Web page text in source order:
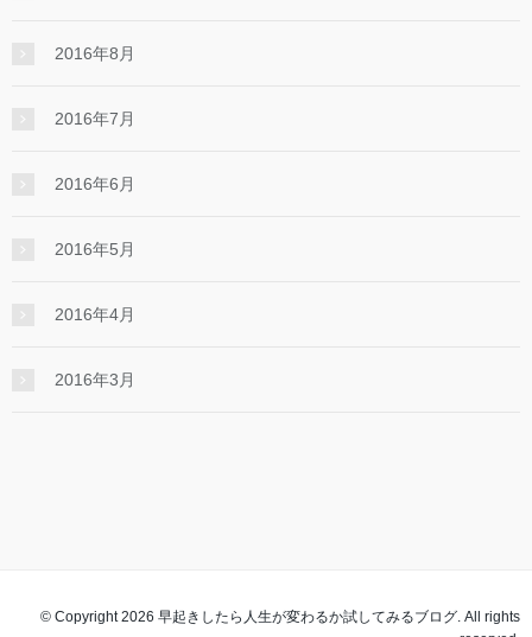
2016年8月
2016年7月
2016年6月
2016年5月
2016年4月
2016年3月
© Copyright 2026 早起きしたら人生が変わるか試してみるブログ. All rights